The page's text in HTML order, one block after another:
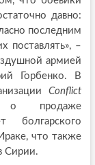
давно:
последним
поставлять», –
армией
Горбенко. В
Conflict
о продаже
болгарского
что также
Сирии.